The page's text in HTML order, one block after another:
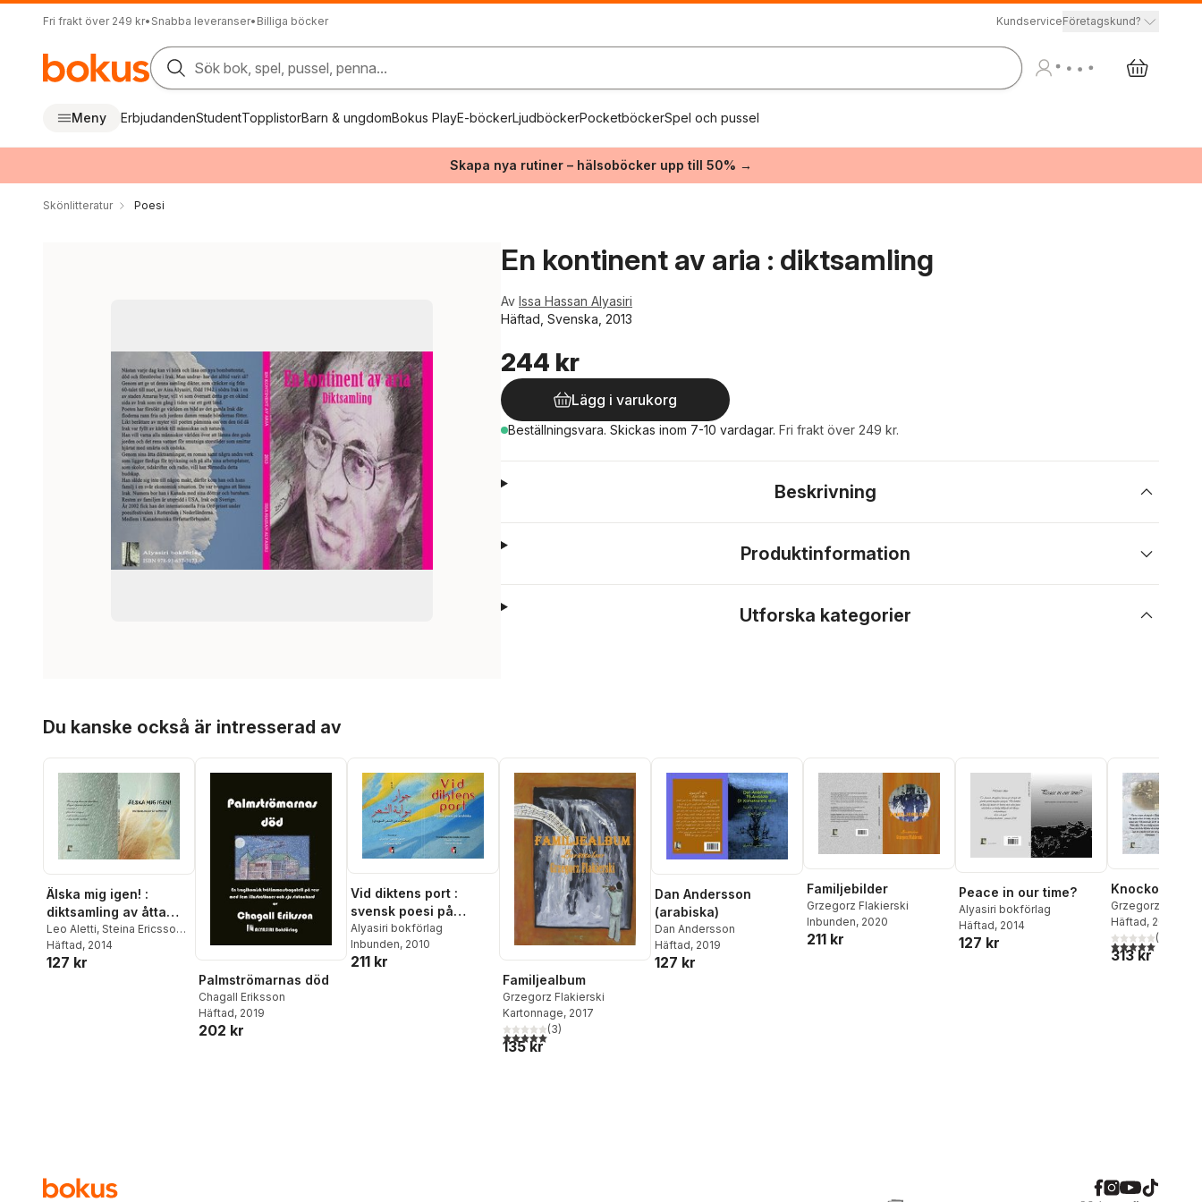
Fri frakt över 249 kr• Snabba leveranser• Billiga böcker KundserviceFöretagskund?
Sök bok, spel, pussel, penna...
Meny ErbjudandenStudentTopplistorBarn & ungdomBokus PlayE-böckerLjudböckerPocketböckerSpel och pussel
Skapa nya rutiner – hälsoböcker upp till 50% →
Skönlitteratur Poesi
En kontinent av aria : diktsamling
Av Issa Hassan Alyasiri
Häftad, Svenska, 2013
244 kr
Lägg i varukorg
Beställningsvara. Skickas inom 7-10 vardagar. Fri frakt över 249 kr.
Beskrivning
Produktinformation
Utforska kategorier
Du kanske också är intresserad av
Älska mig igen! :
diktsamling av åtta
poeter
Leo Aletti, Steina Ericsson ,
Opal Löfving
Vuokko Nordström
Häftad, 2014
127 kr
Palmströmarnas död
Chagall Eriksson
Häftad, 2019
202 kr
Vid diktens port :
svensk poesi på
arabiska
Alyasiri bokförlag
Inbunden, 2010
211 kr
Familjealbum
Grzegorz Flakierski
Kartonnage, 2017
5,0utav 5 stjärnor. Totalt antal röster:
(3)
135 kr
Dan Andersson
(arabiska)
Dan Andersson
Häftad, 2019
127 kr
Familjebilder
Grzegorz Flakierski
Inbunden, 2020
211 kr
Peace in our time?
Alyasiri bokförlag
Häftad, 2014
127 kr
Knockout
Grzegorz
Häftad, 2014
5,0utav 5(
313 kr